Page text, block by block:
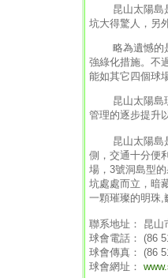
昆山太陽島是
坑大得驚人，另
略為遺憾的是
強綠化措施。不
能如其它四個球
昆山太陽島現
管理的逐步提升
昆山太陽島是
側，交通十分便
場，3號洞島型
坑處處而立，暗
一顆璀璨的明珠,
聯系地址： 昆山
球會電話： (86
球會傳真： (86
球會網址：